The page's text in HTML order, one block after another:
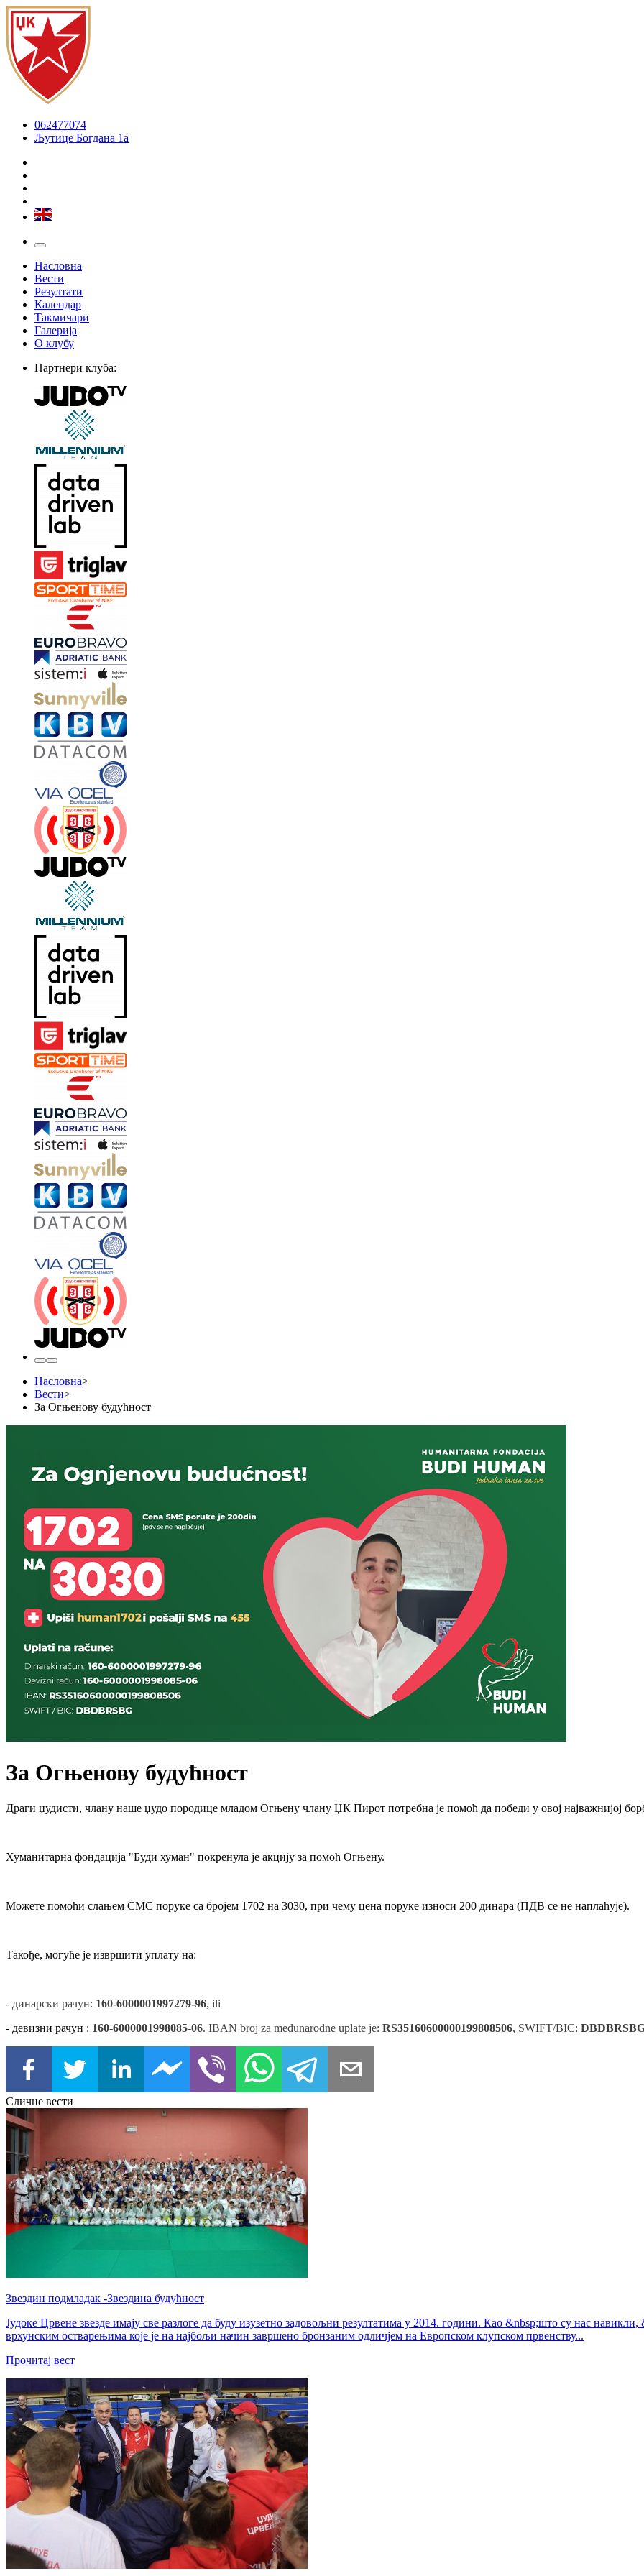
062477074
Љутице Богдана 1а
Насловна
Вести
Резултати
Календар
Такмичари
Галерија
О клубу
Партнери клуба:
Насловна>
Вести>
За Огњенову будућност
За Огњенову будућност
Драги џудисти, члану наше џудо породице младом Огњену члану ЏК Пирот потребна је помоћ да победи у овој најважнијој
Хуманитарна фондација "Буди хуман" покренула је акцију за помоћ Огњену.
Можете помоћи слањем СМС поруке са бројем 1702 на 3030, при чему цена поруке износи 200 динара (ПДВ се не наплаћује).
Такође, могуће је извршити уплату на:
- динарски рачун: 160-6000001997279-96, ili
- девизни рачун : 160-6000001998085-06. IBAN broj za međunarodne uplate je: RS35160600000199808506, SWIFT/BIC:
Сличне вести
Звездин подмладак -Звездина будућност
Јудоке Црвене звезде имају све разлоге да буду изузетно задовољни резултатима у 2014. години. Као &nbsp;што су нас
врхунским остварењима које је на најбољи начин завршено бронзаним одличјем на Европском клупском првенству...
Прочитај вест